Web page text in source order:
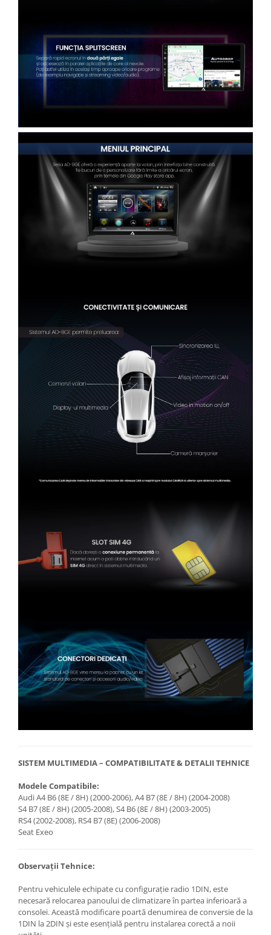
SISTEM MULTIMEDIA – COMPATIBILITATE & DETALII TEHNICE
Modele Compatibile:
Audi A4 B6 (8E / 8H) (2000-2006), A4 B7 (8E / 8H) (2004-2008)
S4 B7 (8E / 8H) (2005-2008), S4 B6 (8E / 8H) (2003-2005)
RS4 (2002-2008), RS4 B7 (8E) (2006-2008)
Seat Exeo
Observații Tehnice:
Pentru vehiculele echipate cu configurație radio 1DIN, este
necesară relocarea panoului de climatizare în partea inferioară a
consolei. Această modificare poartă denumirea de conversie de la
1DIN la 2DIN și este esențială pentru instalarea corectă a noii